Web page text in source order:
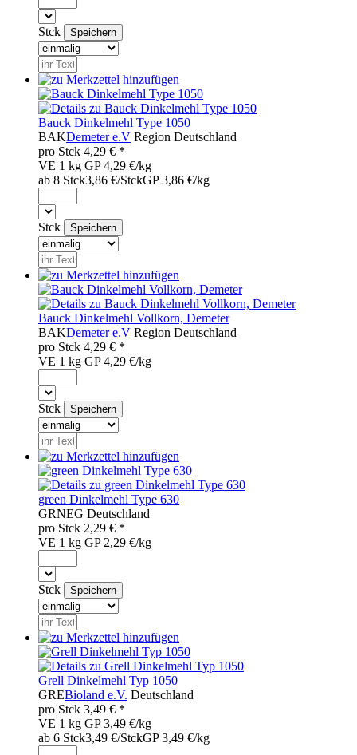
Stck
Bauck Dinkelmehl Type 1050
BAKDemeter e.V Region Deutschland
pro Stck 4,29 € *
VE 1 kg GP 4,29 €/kg
ab 8 Stck3,86 €/StckGP 3,86 €/kg
Stck
Bauck Dinkelmehl Vollkorn, Demeter
BAKDemeter e.V Region Deutschland
pro Stck 4,29 € *
VE 1 kg GP 4,29 €/kg
Stck
green Dinkelmehl Type 630
GRNEG Deutschland
pro Stck 2,29 € *
VE 1 kg GP 2,29 €/kg
Stck
Grell Dinkelmehl Typ 1050
GREBioland e.V. Deutschland
pro Stck 3,49 € *
VE 1 kg GP 3,49 €/kg
ab 6 Stck3,49 €/StckGP 3,49 €/kg